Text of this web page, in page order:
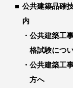
公共建築品確
内
公共建築工
格試験につ
公共建築工
方へ